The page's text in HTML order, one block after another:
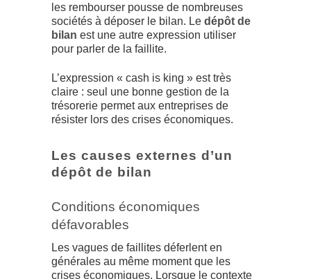
les rembourser pousse de nombreuses
sociétés à déposer le bilan. Le dépôt de
bilan est une autre expression utiliser
pour parler de la faillite.
L’expression « cash is king » est très
claire : seul une bonne gestion de la
trésorerie permet aux entreprises de
résister lors des crises économiques.
Les causes externes d’un
dépôt de bilan
Conditions économiques
défavorables
Les vagues de faillites déferlent en
générales au même moment que les
crises économiques. Lorsque le contexte